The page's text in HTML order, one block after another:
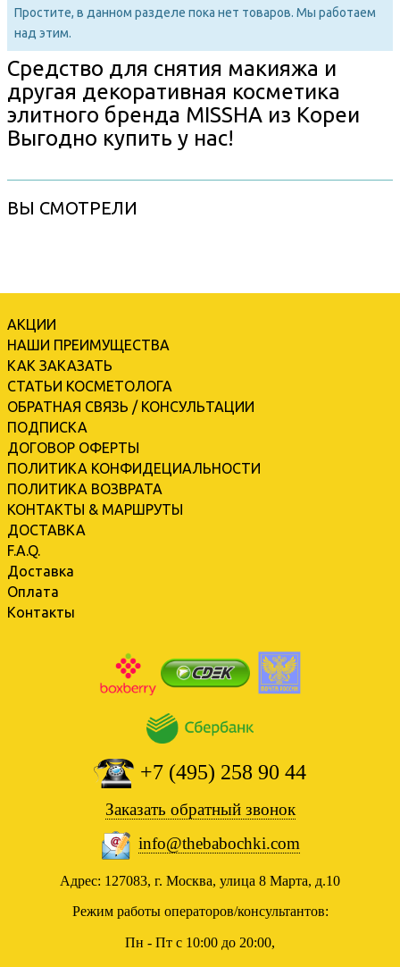
Простите, в данном разделе пока нет товаров. Мы работаем
над этим.
Средство для снятия макияжа и
другая декоративная косметика
элитного бренда MISSHA из Кореи
Выгодно купить у нас!
ВЫ СМОТРЕЛИ
АКЦИИ
НАШИ ПРЕИМУЩЕСТВА
КАК ЗАКАЗАТЬ
СТАТЬИ КОСМЕТОЛОГА
ОБРАТНАЯ СВЯЗЬ / КОНСУЛЬТАЦИИ
ПОДПИСКА
ДОГОВОР ОФЕРТЫ
ПОЛИТИКА КОНФИДЕЦИАЛЬНОСТИ
ПОЛИТИКА ВОЗВРАТА
КОНТАКТЫ & МАРШРУТЫ
ДОСТАВКА
F.A.Q.
Доставка
Оплата
Контакты
+7 (495) 258 90 44
Заказать обратный звонок
info@thebabochki.com
Адрес: 127083, г. Москва, улица 8 Марта, д.10
Режим работы операторов/консультантов:
Пн - Пт с 10:00 до 20:00,